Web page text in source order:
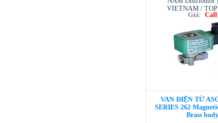
VIETNAM /
VIETNAM /
/ TESCOM
Giá: Call
VAN ĐIỆN TỪ
SERIES 262
Brass body